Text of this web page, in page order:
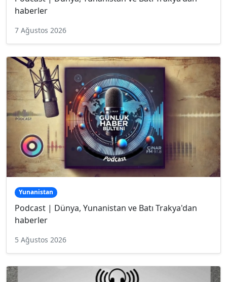
haberler
7 Ağustos 2026
Yunanistan
Podcast | Dünya, Yunanistan ve Batı Trakya'dan
haberler
5 Ağustos 2026